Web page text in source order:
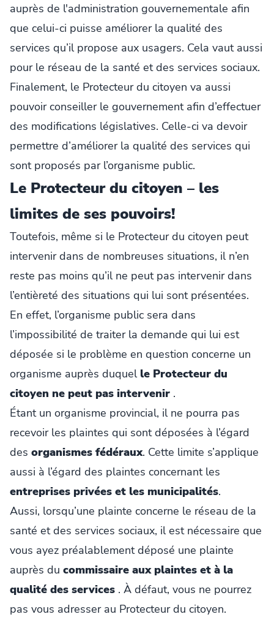
auprès de l'administration gouvernementale afin
que celui-ci puisse améliorer la qualité des
services qu’il propose aux usagers. Cela vaut aussi
pour le réseau de la santé et des services sociaux.
Finalement, le Protecteur du citoyen va aussi
pouvoir conseiller le gouvernement afin d’effectuer
des modifications législatives. Celle-ci va devoir
permettre d’améliorer la qualité des services qui
sont proposés par l’organisme public.
Le Protecteur du citoyen – les
limites de ses pouvoirs!
Toutefois, même si le Protecteur du citoyen peut
intervenir dans de nombreuses situations, il n’en
reste pas moins qu’il ne peut pas intervenir dans
l’entièreté des situations qui lui sont présentées.
En effet, l’organisme public sera dans
l’impossibilité de traiter la demande qui lui est
déposée si le problème en question concerne un
organisme auprès duquel le Protecteur du
citoyen ne peut pas intervenir .
Étant un organisme provincial, il ne pourra pas
recevoir les plaintes qui sont déposées à l’égard
des organismes fédéraux. Cette limite s’applique
aussi à l’égard des plaintes concernant les
entreprises privées et les municipalités.
Aussi, lorsqu’une plainte concerne le réseau de la
santé et des services sociaux, il est nécessaire que
vous ayez préalablement déposé une plainte
auprès du commissaire aux plaintes et à la
qualité des services . À défaut, vous ne pourrez
pas vous adresser au Protecteur du citoyen.